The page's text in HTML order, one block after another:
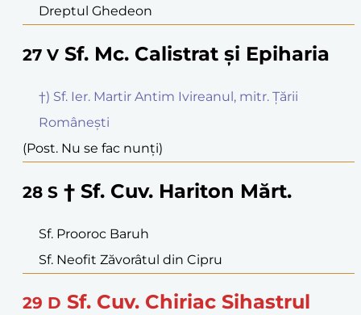
Dreptul Ghedeon
27 V Sf. Mc. Calistrat și Epiharia
†) Sf. Ier. Martir Antim Ivireanul, mitr. Țării
Românești
(Post. Nu se fac nunți)
28 S † Sf. Cuv. Hariton Mărt.
Sf. Prooroc Baruh
Sf. Neofit Zăvorâtul din Cipru
29 D Sf. Cuv. Chiriac Sihastrul